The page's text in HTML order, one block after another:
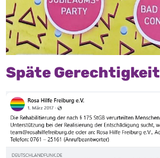
Späte Gerechtigkeit